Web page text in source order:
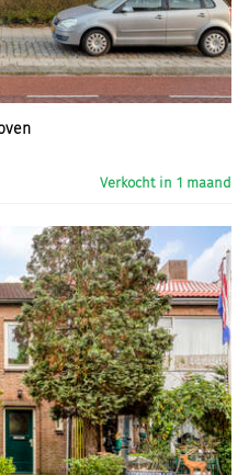
Verkocht in 1 maand